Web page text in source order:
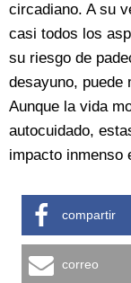
circadiano. A su
casi todos los
su riesgo de
desayuno, puede
Aunque la vida
autocuidado,
impacto inmenso
compartir
correo